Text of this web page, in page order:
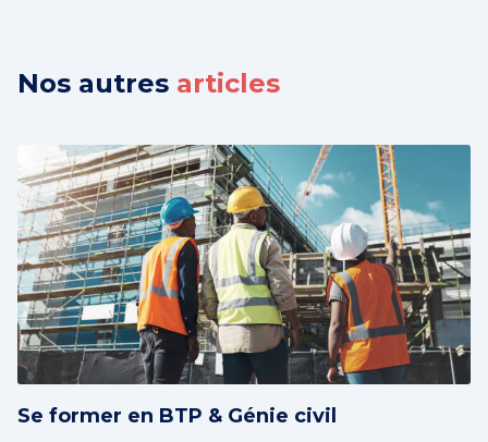
Nos autres articles
Se former en BTP & Génie civil